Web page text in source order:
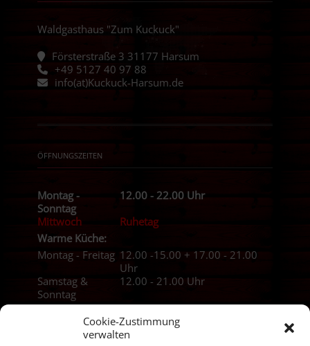
Cookie-Zustimmung
verwalten
Waldgasthaus "Zum Kuckuck"
Försterstraße 3 31177 Harsum
+49 5127 40 97 88
info(at)Kuckuck-Harsum.de
ÖFFNUNGSZEITEN
Montag -
Sonntag
12.00 - 22.00 Uhr
Mittwoch
Ruhetag
Warme Küche:
Montag - Freitag 12.00 -15.00 + 17.00 - 21.00
Uhr
Samstag &
Sonntag
12.00 - 21.00 Uhr